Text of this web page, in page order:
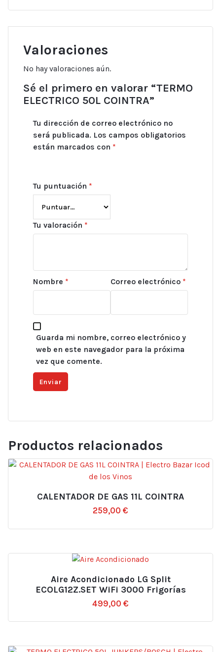
Valoraciones
No hay valoraciones aún.
Sé el primero en valorar “TERMO
ELECTRICO 50L COINTRA”
Tu dirección de correo electrónico no
será publicada. Los campos obligatorios
están marcados con *
Tu puntuación *
Tu valoración *
Nombre * Correo electrónico *
Guarda mi nombre, correo electrónico y
web en este navegador para la próxima
vez que comente.
Productos relacionados
CALENTADOR DE GAS 11L COINTRA
259,00 €
Aire Acondicionado LG Split
ECOLG12Z.SET WiFi 3000 Frigorías
499,00 €